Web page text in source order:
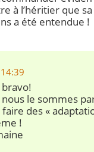
à l’héritier que
a été entendue !
le sommes
des «
!